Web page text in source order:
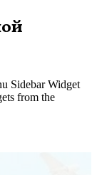
Sidebar Widget
from the